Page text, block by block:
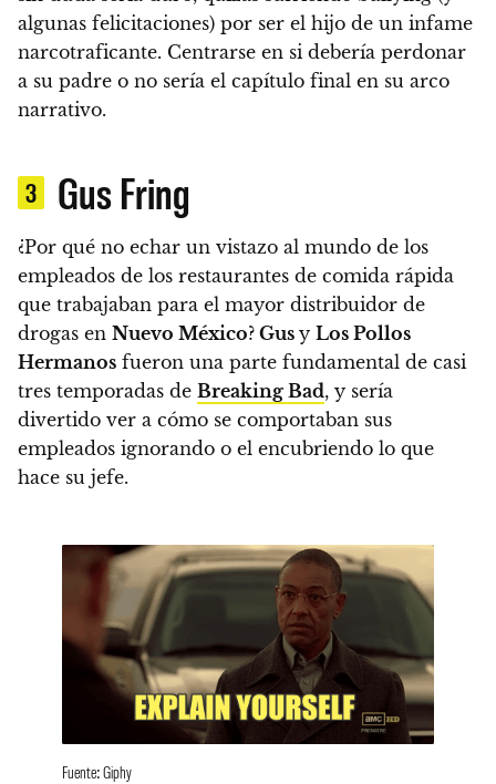
algunas felicitaciones) por ser el hijo de un infame
narcotraficante. Centrarse en si debería perdonar
a su padre o no sería el capítulo final en su arco
narrativo.
3 Gus Fring
¿Por qué no echar un vistazo al mundo de los
empleados de los restaurantes de comida rápida
que trabajaban para el mayor distribuidor de
drogas en Nuevo México? Gus y Los Pollos
Hermanos fueron una parte fundamental de casi
tres temporadas de Breaking Bad, y sería
divertido ver a cómo se comportaban sus
empleados ignorando o el encubriendo lo que
hace su jefe.
Fuente: Giphy